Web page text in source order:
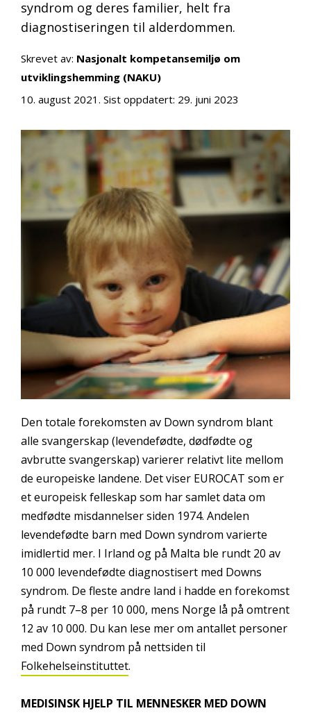
syndrom og deres familier, helt fra
diagnostiseringen til alderdommen.
Skrevet av: Nasjonalt kompetansemiljø om
utviklingshemming (NAKU)
10. august 2021 . Sist oppdatert: 29. juni 2023
Den totale forekomsten av Down syndrom blant
alle svangerskap (levendefødte, dødfødte og
avbrutte svangerskap) varierer relativt lite mellom
de europeiske landene. Det viser EUROCAT som er
et europeisk felleskap som har samlet data om
medfødte misdannelser siden 1974. Andelen
levendefødte barn med Down syndrom varierte
imidlertid mer. I Irland og på Malta ble rundt 20 av
10 000 levendefødte diagnostisert med Downs
syndrom. De fleste andre land i hadde en forekomst
på rundt 7–8 per 10 000, mens Norge lå på omtrent
12 av 10 000. Du kan lese mer om antallet personer
med Down syndrom på nettsiden til
Folkehelseinstituttet.
MEDISINSK HJELP TIL MENNESKER MED DOWN